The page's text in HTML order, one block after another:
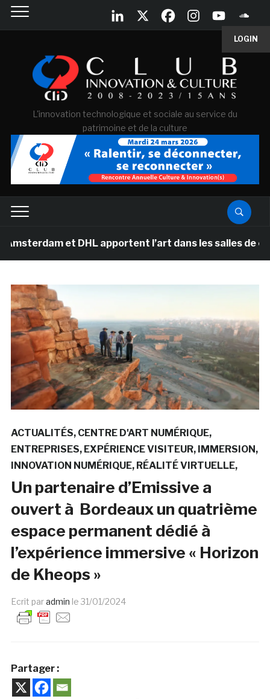
LOGIN
L'innovation technologique et sociale au service du
patrimoine et de la culture
et DHL apportent l’art dans les salles de classe
ACTUALITÉS CENTRE D'ART NUMÉRIQUE
ENTREPRISES EXPÉRIENCE VISITEUR IMMERSION
INNOVATION NUMÉRIQUE RÉALITÉ VIRTUELLE
Un partenaire d’Emissive a
ouvert à Bordeaux un quatrième
espace permanent dédié à
l’expérience immersive « Horizon
de Kheops »
Ecrit paradmin le 31/01/2024
Partager :